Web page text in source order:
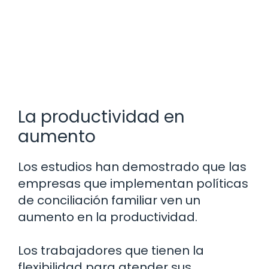
La productividad en
aumento
Los estudios han demostrado que las
empresas que implementan políticas
de conciliación familiar ven un
aumento en la productividad.
Los trabajadores que tienen la